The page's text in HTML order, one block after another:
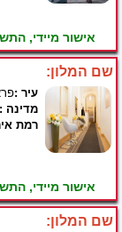
אישור מיידי,
שם המלון:
עיר :
מדינה :
רמת
אישור מיידי,
שם המלון: